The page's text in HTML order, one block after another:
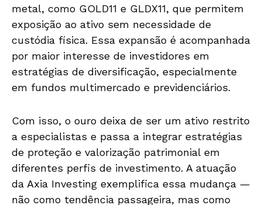
metal, como GOLD11 e GLDX11, que permitem
exposição ao ativo sem necessidade de
custódia física. Essa expansão é acompanhada
por maior interesse de investidores em
estratégias de diversificação, especialmente
em fundos multimercado e previdenciários.
Com isso, o ouro deixa de ser um ativo restrito
a especialistas e passa a integrar estratégias
de proteção e valorização patrimonial em
diferentes perfis de investimento. A atuação
da Axia Investing exemplifica essa mudança —
não como tendência passageira, mas como